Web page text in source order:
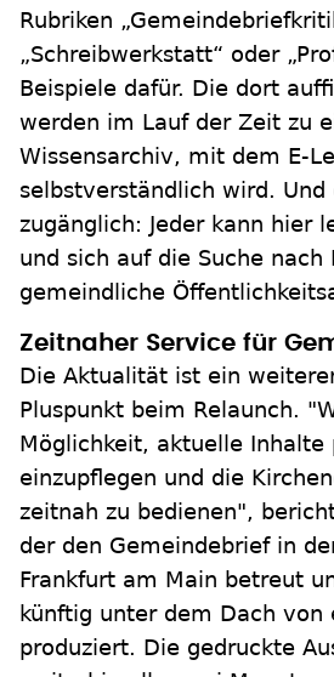
Rubriken
„Schreibwerkstatt“ oder
Beispiele dafür. Die dort
werden im Lauf der Zeit zu
Wissensarchiv, mit dem E-
selbstverständlich wird. Und
zugänglich: Jeder kann hier
und sich auf die Suche nach
gemeindliche
Zeitnaher Service für
Die Aktualität ist ein
Pluspunkt beim Relaunch.
Möglichkeit, aktuelle Inhalte
einzupflegen und die
zeitnah zu bedienen",
der den Gemeindebrief in
Frankfurt am Main betreut
künftig unter dem Dach von
produziert. Die gedruckte